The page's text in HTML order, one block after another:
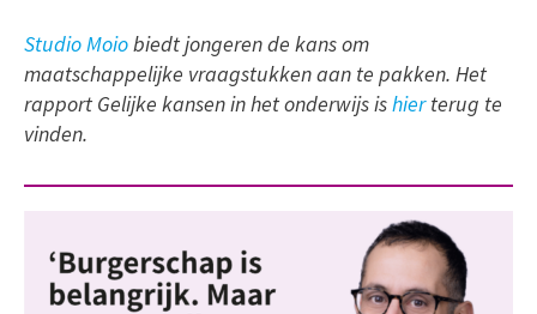
Studio Moiobiedt jongeren de kans om
maatschappelijke vraagstukken aan te pakken. Het
rapport Gelijke kansen in het onderwijs ishierterug te
vinden.